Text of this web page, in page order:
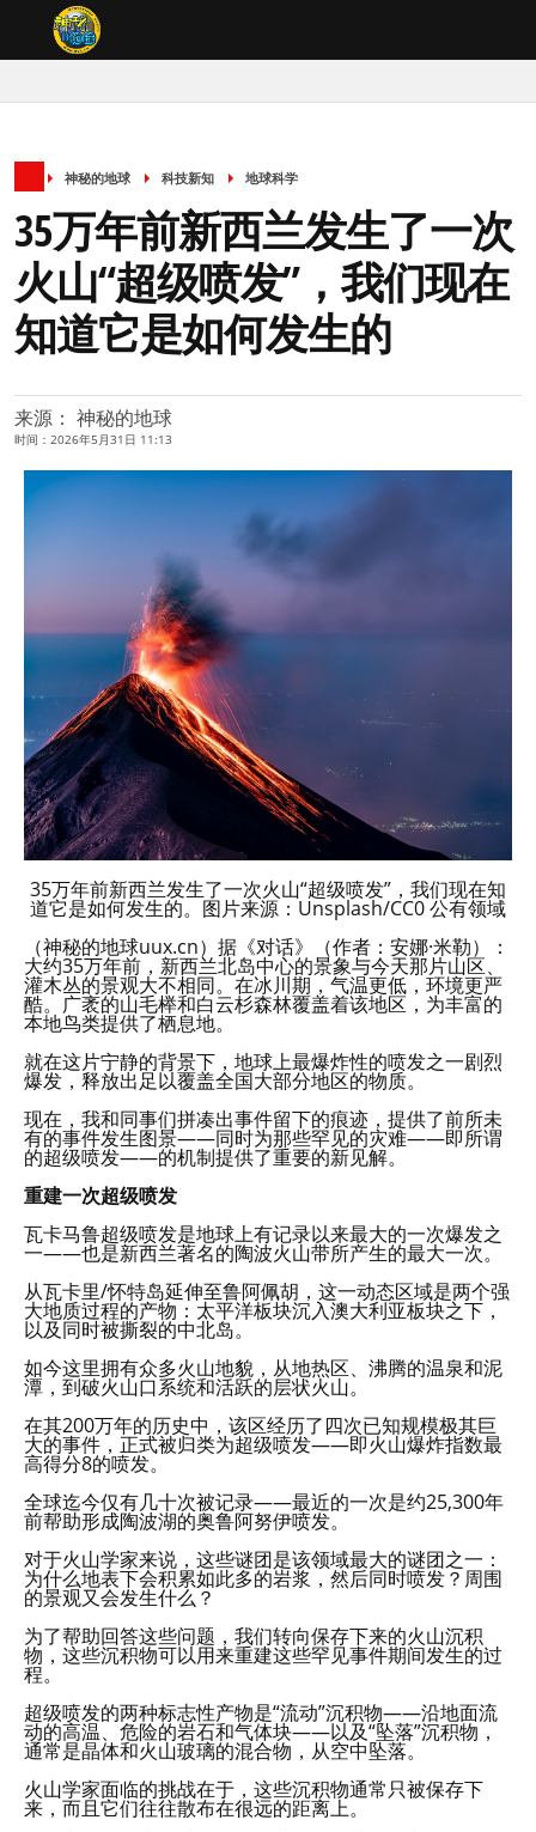
神秘的地球 科技新知 地球科学
35万年前新西兰发生了一次
火山“超级喷发”，我们现在
知道它是如何发生的
来源： 神秘的地球
时间：2026年5月31日 11:13
35万年前新西兰发生了一次火山“超级喷发”，我们现在知
道它是如何发生的。图片来源：Unsplash/CC0 公有领域
（神秘的地球uux.cn）据《对话》（作者：安娜·米勒）：
大约35万年前，新西兰北岛中心的景象与今天那片山区、
灌木丛的景观大不相同。在冰川期，气温更低，环境更严
酷。广袤的山毛榉和白云杉森林覆盖着该地区，为丰富的
本地鸟类提供了栖息地。
就在这片宁静的背景下，地球上最爆炸性的喷发之一剧烈
爆发，释放出足以覆盖全国大部分地区的物质。
现在，我和同事们拼凑出事件留下的痕迹，提供了前所未
有的事件发生图景——同时为那些罕见的灾难——即所谓
的超级喷发——的机制提供了重要的新见解。
重建一次超级喷发
瓦卡马鲁超级喷发是地球上有记录以来最大的一次爆发之
一——也是新西兰著名的陶波火山带所产生的最大一次。
从瓦卡里/怀特岛延伸至鲁阿佩胡，这一动态区域是两个强
大地质过程的产物：太平洋板块沉入澳大利亚板块之下，
以及同时被撕裂的中北岛。
如今这里拥有众多火山地貌，从地热区、沸腾的温泉和泥
潭，到破火山口系统和活跃的层状火山。
在其200万年的历史中，该区经历了四次已知规模极其巨
大的事件，正式被归类为超级喷发——即火山爆炸指数最
高得分8的喷发。
全球迄今仅有几十次被记录——最近的一次是约25,300年
前帮助形成陶波湖的奥鲁阿努伊喷发。
对于火山学家来说，这些谜团是该领域最大的谜团之一：
为什么地表下会积累如此多的岩浆，然后同时喷发？周围
的景观又会发生什么？
为了帮助回答这些问题，我们转向保存下来的火山沉积
物，这些沉积物可以用来重建这些罕见事件期间发生的过
程。
超级喷发的两种标志性产物是“流动”沉积物——沿地面流
动的高温、危险的岩石和气体块——以及“坠落”沉积物，
通常是晶体和火山玻璃的混合物，从空中坠落。
火山学家面临的挑战在于，这些沉积物通常只被保存下
来，而且它们往往散布在很远的距离上。